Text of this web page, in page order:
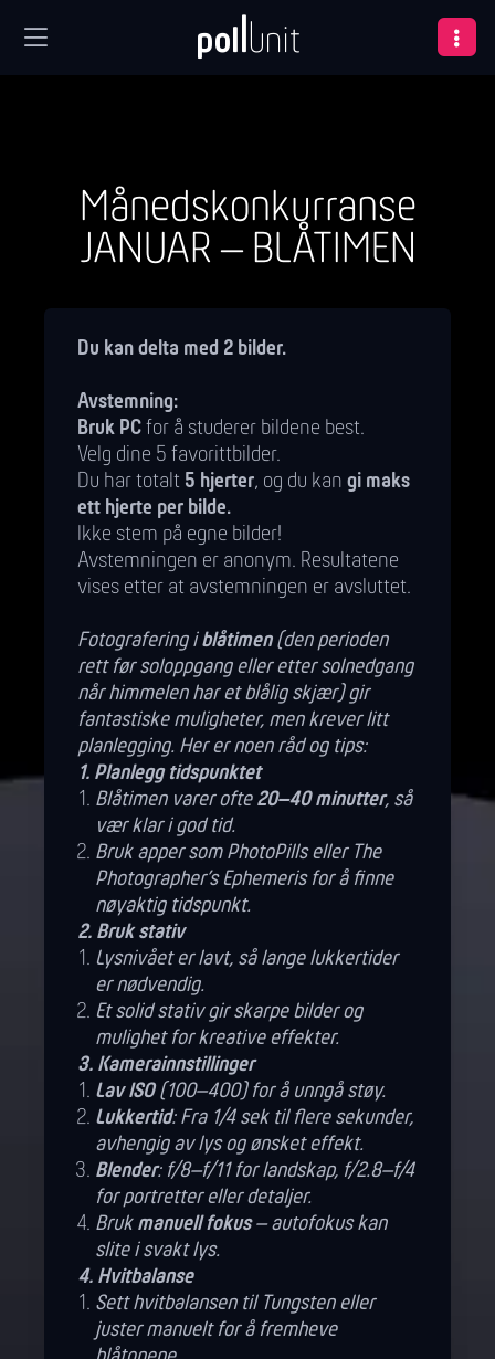
Månedskonkurranse
JANUAR – BLÅTIMEN
Du kan delta med 2 bilder.
Avstemning:
Bruk PC for å studerer bildene best.
Velg dine 5 favorittbilder.
Du har totalt 5 hjerter, og du kan gi maks
ett hjerte per bilde.
Ikke stem på egne bilder!
Avstemningen er anonym. Resultatene
vises etter at avstemningen er avsluttet.
Fotografering iblåtimen(den perioden
rett før soloppgang eller etter solnedgang
når himmelen har et blålig skjær) gir
fantastiske muligheter, men krever litt
planlegging. Her er noen råd og tips:
1. Planlegg tidspunktet
Blåtimen varer ofte 20–40 minutter, så
vær klar i god tid.
Bruk apper som PhotoPills eller The
Photographer’s Ephemeris for å finne
nøyaktig tidspunkt.
2. Bruk stativ
Lysnivået er lavt, så lange lukkertider
er nødvendig.
Et solid stativ gir skarpe bilder og
mulighet for kreative effekter.
3. Kamerainnstillinger
Lav ISO(100–400) for å unngå støy.
Lukkertid: Fra 1/4 sek til flere sekunder,
avhengig av lys og ønsket effekt.
Blender: f/8–f/11 for landskap, f/2.8–f/4
for portretter eller detaljer.
Bruk manuell fokus– autofokus kan
slite i svakt lys.
4. Hvitbalanse
Sett hvitbalansen til Tungsten eller
juster manuelt for å fremheve